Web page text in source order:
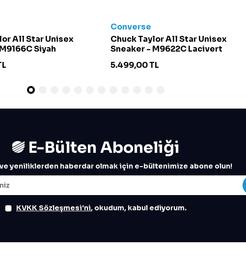
All Star Unisex
Siyah
Converse
Chuck Taylor All Star Unisex
Sneaker - M9622C Lacivert
5.499,00TL
E-Bülten Aboneliği
yeniliklerden haberdar olmak için e-bültenimize abone olun!
KVKK Sözleşmesi'ni, okudum, kabul ediyorum.